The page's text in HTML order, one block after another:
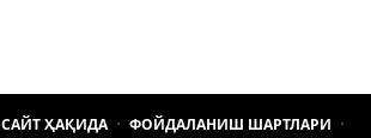
САЙТ ҲАҚИДА ФОЙДАЛАНИШ ШАРТЛАРИ